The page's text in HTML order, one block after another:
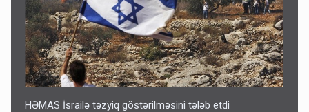
HƏMAS İsrailə təzyiq göstərilməsini tələb etdi